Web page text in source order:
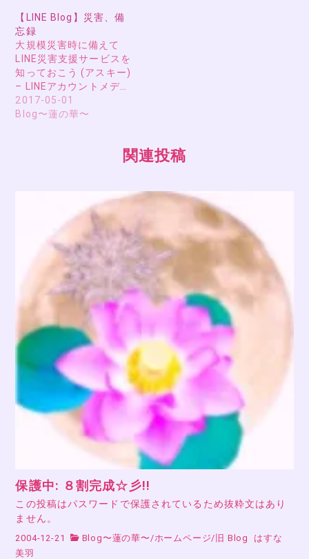
【LINE Blog】災害、備
忘録
大規模災害時に備えて
LINE災害支援サービスを
知っておこう (アスキー)
– LINEアカウントメデ…
2017-05-01
Blog〜蓮の華〜
関連投稿
保護中: ８割完成☆彡!!
この投稿はパスワードで保護されているため抜粋文はあり
ません。
2004-12-21 Blog〜蓮の華〜 /ホームページ/旧 Blog
はすな
美羽